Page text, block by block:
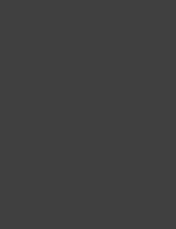
acolchado y con cierre